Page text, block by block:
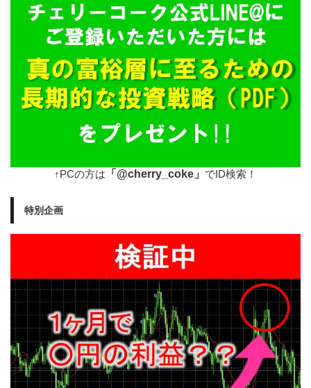
↑PCの方は 「@cherry_coke」 でID検索！
特別企画